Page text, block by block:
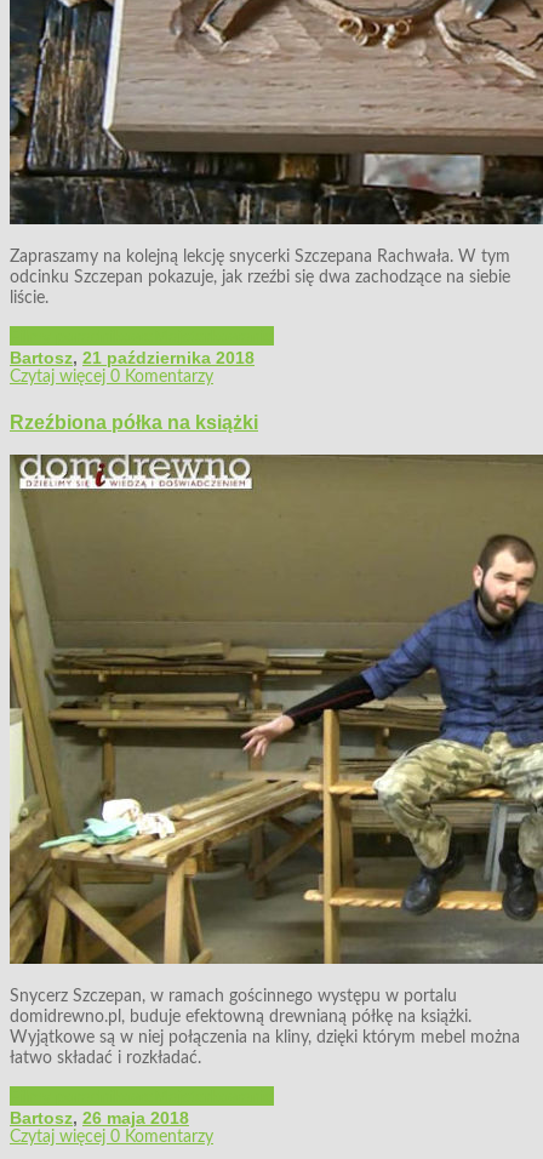
Zapraszamy na kolejną lekcję snycerki Szczepana Rachwała. W tym
odcinku Szczepan pokazuje, jak rzeźbi się dwa zachodzące na siebie
liście.
Bartosz, 21 października 2018
Czytaj więcej 0 Komentarzy
Rzeźbiona półka na książki
Snycerz Szczepan, w ramach gościnnego występu w portalu
domidrewno.pl, buduje efektowną drewnianą półkę na książki.
Wyjątkowe są w niej połączenia na kliny, dzięki którym mebel można
łatwo składać i rozkładać.
Bartosz, 26 maja 2018
Czytaj więcej 0 Komentarzy